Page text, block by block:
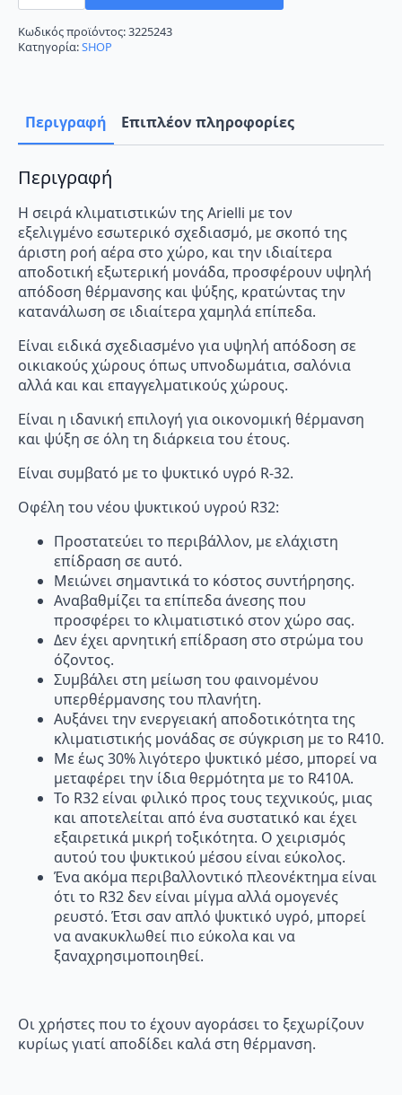
I
Κλιματιστικό
Inverter
9000
WiFi
ποσότητα
Κωδικός προϊόντος:3225243
Κατηγορία:SHOP
Περιγραφή Επιπλέον πληροφορίες
Περιγραφή
Η σειρά κλιματιστικών της Arielli με τον
εξελιγμένο εσωτερικό σχεδιασμό, με σκοπό της
άριστη ροή αέρα στο χώρο, και την ιδιαίτερα
αποδοτική εξωτερική μονάδα, προσφέρουν υψηλή
απόδοση θέρμανσης και ψύξης, κρατώντας την
κατανάλωση σε ιδιαίτερα χαμηλά επίπεδα.
Είναι ειδικά σχεδιασμένο για υψηλή απόδοση σε
οικιακούς χώρους όπως υπνοδωμάτια, σαλόνια
αλλά και και επαγγελματικούς χώρους.
Είναι η ιδανική επιλογή για οικονομική θέρμανση
και ψύξη σε όλη τη διάρκεια του έτους.
Είναι συμβατό με το ψυκτικό υγρό R-32.
Οφέλη του νέου ψυκτικού υγρού R32:
Προστατεύει το περιβάλλον, με ελάχιστη
επίδραση σε αυτό.
Μειώνει σημαντικά το κόστος συντήρησης.
Αναβαθμίζει τα επίπεδα άνεσης που
προσφέρει το κλιματιστικό στον χώρο σας.
Δεν έχει αρνητική επίδραση στο στρώμα του
όζοντος.
Συμβάλει στη μείωση του φαινομένου
υπερθέρμανσης του πλανήτη.
Αυξάνει την ενεργειακή αποδοτικότητα της
κλιματιστικής μονάδας σε σύγκριση με το R410.
Με έως 30% λιγότερο ψυκτικό μέσο, μπορεί να
μεταφέρει την ίδια θερμότητα με το R410A.
Το R32 είναι φιλικό προς τους τεχνικούς, μιας
και αποτελείται από ένα συστατικό και έχει
εξαιρετικά μικρή τοξικότητα. Ο χειρισμός
αυτού του ψυκτικού μέσου είναι εύκολος.
Ένα ακόμα περιβαλλοντικό πλεονέκτημα είναι
ότι το R32 δεν είναι μίγμα αλλά ομογενές
ρευστό. Έτσι σαν απλό ψυκτικό υγρό, μπορεί
να ανακυκλωθεί πιο εύκολα και να
ξαναχρησιμοποιηθεί.
Οι χρήστες που το έχουν αγοράσει το ξεχωρίζουν
κυρίως γιατί αποδίδει καλά στη θέρμανση.